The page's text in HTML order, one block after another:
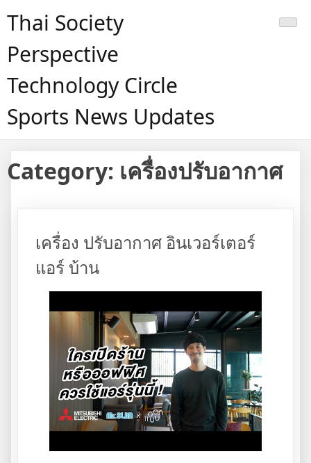
Thai Society
Perspective
Technology Circle
Sports News Updates
Category: เครื่องปรับอากาศ
เครื่อง ปรับอากาศ อินเวอร์เตอร์
แอร์ บ้าน